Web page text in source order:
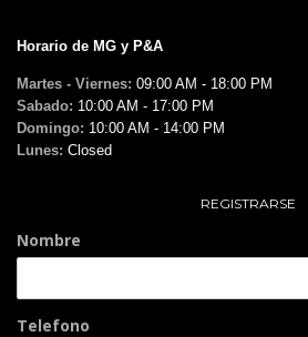
Horario de MG y P&A
Martes - Viernes: 09:00 AM - 18:00 PM
Sabado: 10:00 AM - 17:00 PM
Domingo: 10:00 AM - 14:00 PM
Lunes: Closed
REGISTRARSE
Nombre
Telefono